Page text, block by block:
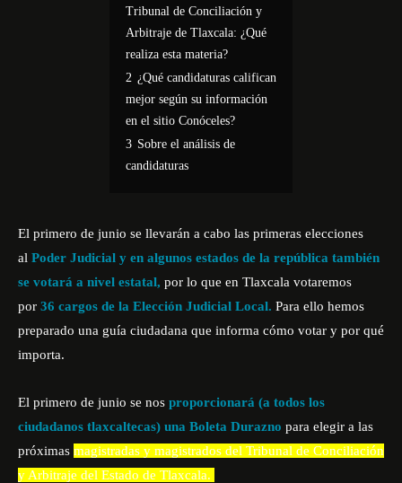
Tribunal de Conciliación y
Arbitraje de Tlaxcala: ¿Qué
realiza esta materia?
2 ¿Qué candidaturas califican
mejor según su información
en el sitio Conóceles?
3 Sobre el análisis de
candidaturas
El primero de junio se llevarán a cabo las primeras elecciones
al Poder Judicial y en algunos estados de la república también
se votará a nivel estatal, por lo que en Tlaxcala votaremos
por 36 cargos de la Elección Judicial Local. Para ello hemos
preparado una guía ciudadana que informa cómo votar y por qué
importa.
El primero de junio se nos proporcionará (a todos los
ciudadanos tlaxcaltecas) una Boleta Durazno para elegir a las
próximas magistradas y magistrados del Tribunal de Conciliación
y Arbitraje del Estado de Tlaxcala.